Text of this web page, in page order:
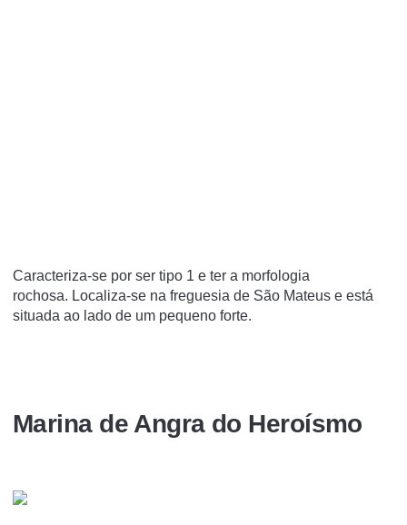
Caracteriza-se por ser tipo 1 e ter a morfologia
rochosa. Localiza-se na freguesia de São Mateus e está
situada ao lado de um pequeno forte.
Marina de Angra do Heroísmo